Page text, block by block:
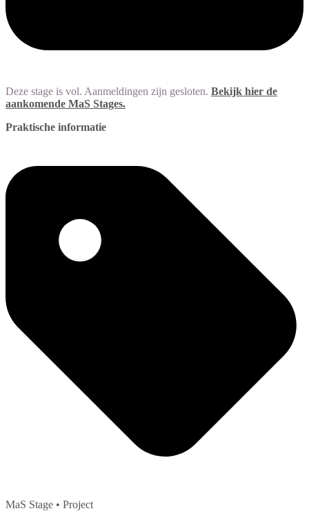
Deze stage is vol. Aanmeldingen zijn gesloten. Bekijk hier de
aankomende MaS Stages.
Praktische informatie
MaS Stage • Project